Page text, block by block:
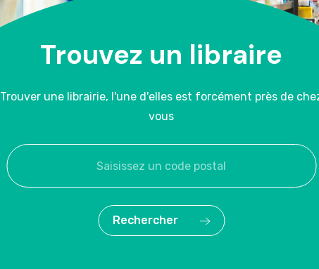
Trouvez un libraire
Trouver une librairie, l'une d'elles est forcément près de
vous
Rechercher